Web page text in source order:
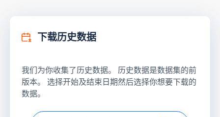
下载历史数据
我们为你收集了历史数据。 历史数据是数据集的前
版本。 选择开始及结束日期然后选择你想要下载的
数据。